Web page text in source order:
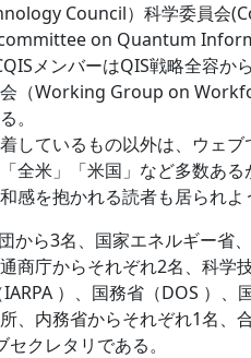
Council）科学委員会
on Quantum
メンバーはQIS戦略全容か
（Working Group on
。
しているもの以外は、ウェ
全米」「米国」など多数あ
感を抱かれる読者も居られよ
から3名、国家エネルギー省
商庁からそれぞれ2名、科学
）、国務省（DOS ）
、内務省からそれぞれ1名、
クレタリである。